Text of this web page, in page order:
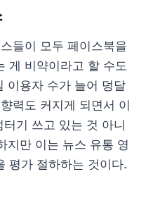
들이 모두 페이스북을
게 비약이라고 할 수도
이용자 수가 늘어 덩달
력도 커지게 되면서 이
기 쓰고 있는 것 아니
지만 이는 뉴스 유통 영
평가 절하하는 것이다.